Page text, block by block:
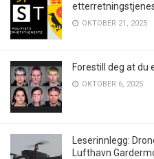
OKTOBER 21, 2025
Forestill deg at du
OKTOBER 6, 2025
Leserinnlegg:
Lufthavn